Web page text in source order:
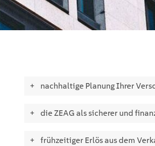
nachhaltige Planung Ihrer
die ZEAG als sicherer und
frühzeitiger Erlös aus dem